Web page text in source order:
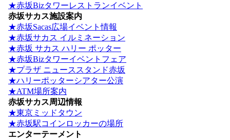
★赤坂Bizタワーレストランイベント
赤坂サカス施設案内
★赤坂Sacas広場イベント情報
★赤坂サカス イルミネーション
★赤坂 サカス ハリー ポッター
★赤坂Bizタワーイベントフェア
★プラザ ニューススタンド赤坂
★ハリーポッターシアター公演
★ATM場所案内
赤坂サカス周辺情報
★東京ミッドタウン
★赤坂駅コインロッカーの場所
エンターテーメント